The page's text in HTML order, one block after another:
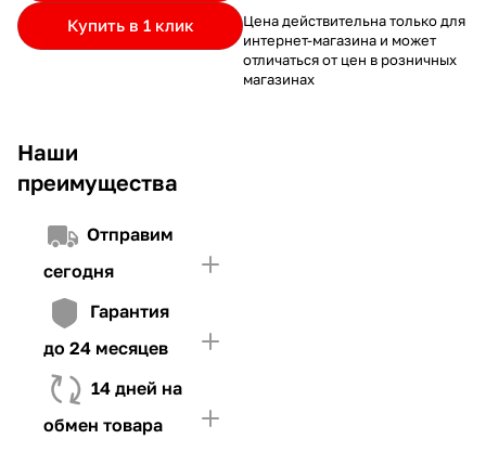
Купить в 1 клик
Наши
преимущества
Отправим
сегодня
Гарантия
до 24 месяцев
14 дней на
обмен товара
и Первого взноса (в случае необходимости)
частями.
Если лимит ниже стоимости товара, недостающую
сумму нужно внести Первым взносом
4. Иметь достаточно средств для внесения первой части платежа
Цена действительна только для
интернет-магазина и может
отличаться от цен в розничных
магазинах